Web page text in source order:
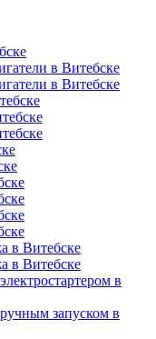
в Витебске
в Витебске
в Витебске
в Витебске
в
запуском в